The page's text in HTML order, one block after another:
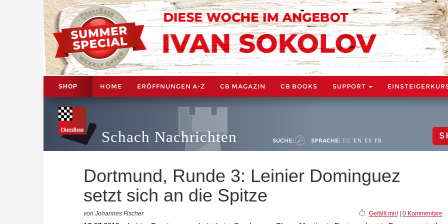
SHOP HOME ERÖFFNUNGEN A-Z CB MAGAZIN CB BOOKS SUPPORT
Schach Nachrichten SUCHE: SPRACHE: DE EN ES FR
Dortmund, Runde 3: Leinier Dominguez
setzt sich an die Spitze
von Johannes Fischer Gefällt mir!| 0 Kommentare